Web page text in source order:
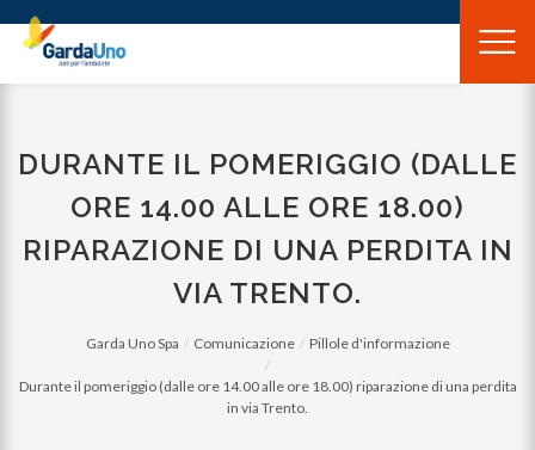
Gardauno
Spa
DURANTE IL POMERIGGIO (DALLE
ORE 14.00 ALLE ORE 18.00)
RIPARAZIONE DI UNA PERDITA IN
VIA TRENTO.
Garda Uno Spa Comunicazione Pillole d'informazione
Durante il pomeriggio (dalle ore 14.00 alle ore 18.00) riparazione di una perdita
in via Trento.